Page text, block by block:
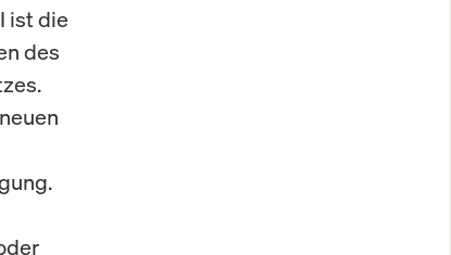
ist die
des